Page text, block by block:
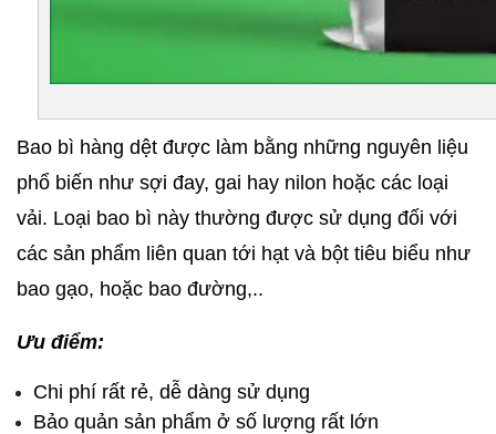
Bao bì hàng dệt được làm bằng những nguyên liệu
phổ biến như sợi đay, gai hay nilon hoặc các loại
vải. Loại bao bì này thường được sử dụng đối với
các sản phẩm liên quan tới hạt và bột tiêu biểu như
bao gạo, hoặc bao đường,..
Ưu điểm:
Chi phí rất rẻ, dễ dàng sử dụng
Bảo quản sản phẩm ở số lượng rất lớn